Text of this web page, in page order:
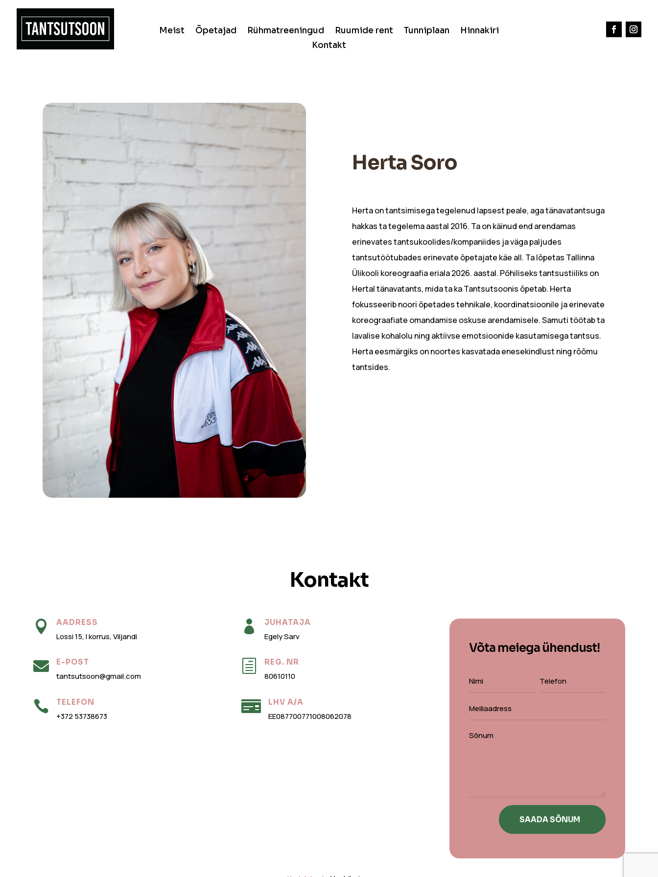
Meist Õpetajad Rühmatreeningud Ruumide rent Tunniplaan
Hinnakiri
Kontakt
Herta Soro
Herta on tantsimisega tegelenud lapsest peale, aga tänavatantsuga
hakkas ta tegelema aastal 2016. Ta on käinud end arendamas
erinevates tantsukoolides/kompaniides ja väga paljudes
tantsutöötubades erinevate õpetajate käe all. Ta lõpetas Tallinna
Ülikooli koreograafia eriala 2026. aastal. Põhiliseks tantsustiiliks on
Hertal tänavatants, mida ta ka Tantsutsoonis õpetab. Herta
fokusseerib noori õpetades tehnikale, koordinatsioonile ja erinevate
koreograafiate omandamise oskuse arendamisele. Samuti töötab ta
lavalise kohalolu ning aktiivse emotsioonide kasutamisega tantsus.
Herta eesmärgiks on noortes kasvatada enesekindlust ning rõõmu
tantsides.
Kontakt
 AADRESS
Lossi 15, I korrus, Viljandi
 E-POST
tantsutsoon@gmail.com
 TELEFON
+372 53738673
 JUHATAJA
Egely Sarv
h REG. NR
80610110
 LHV A/A
EE087700771008062078
Võta meiega ühendust!
SAADA SÕNUM